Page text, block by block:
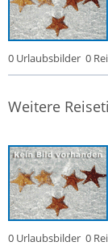
0 Urlaubsbilder 0
Weitere
0 Urlaubsbilder 0